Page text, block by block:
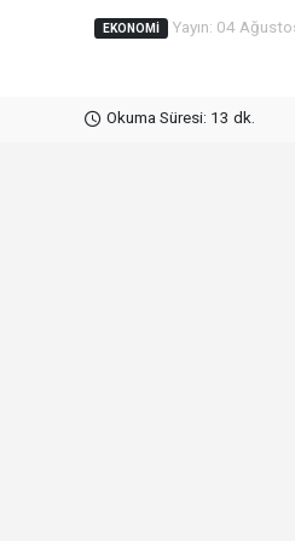
EKONOMI Yayın: 04
Okuma Süresi: 13 dk.